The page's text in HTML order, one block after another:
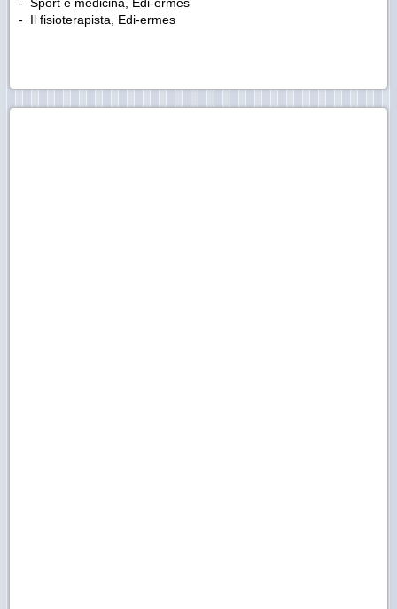
- Sport e medicina, Edi-ermes
- Il fisioterapista, Edi-ermes